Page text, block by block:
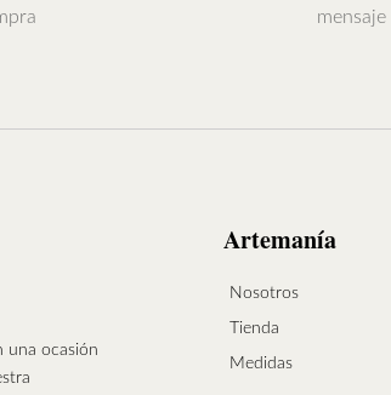
mensaje
una ocasión
Artemanía
Nosotros
Tienda
Medidas